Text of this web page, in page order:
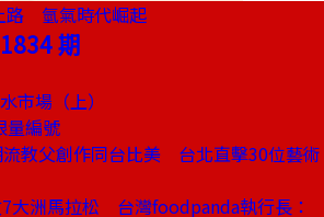
路 氫氣時代崛起
期
市場（上）
量編號
流教父創作同台比美 台北直擊30位藝術
大洲馬拉松 台灣foodpanda執行長：